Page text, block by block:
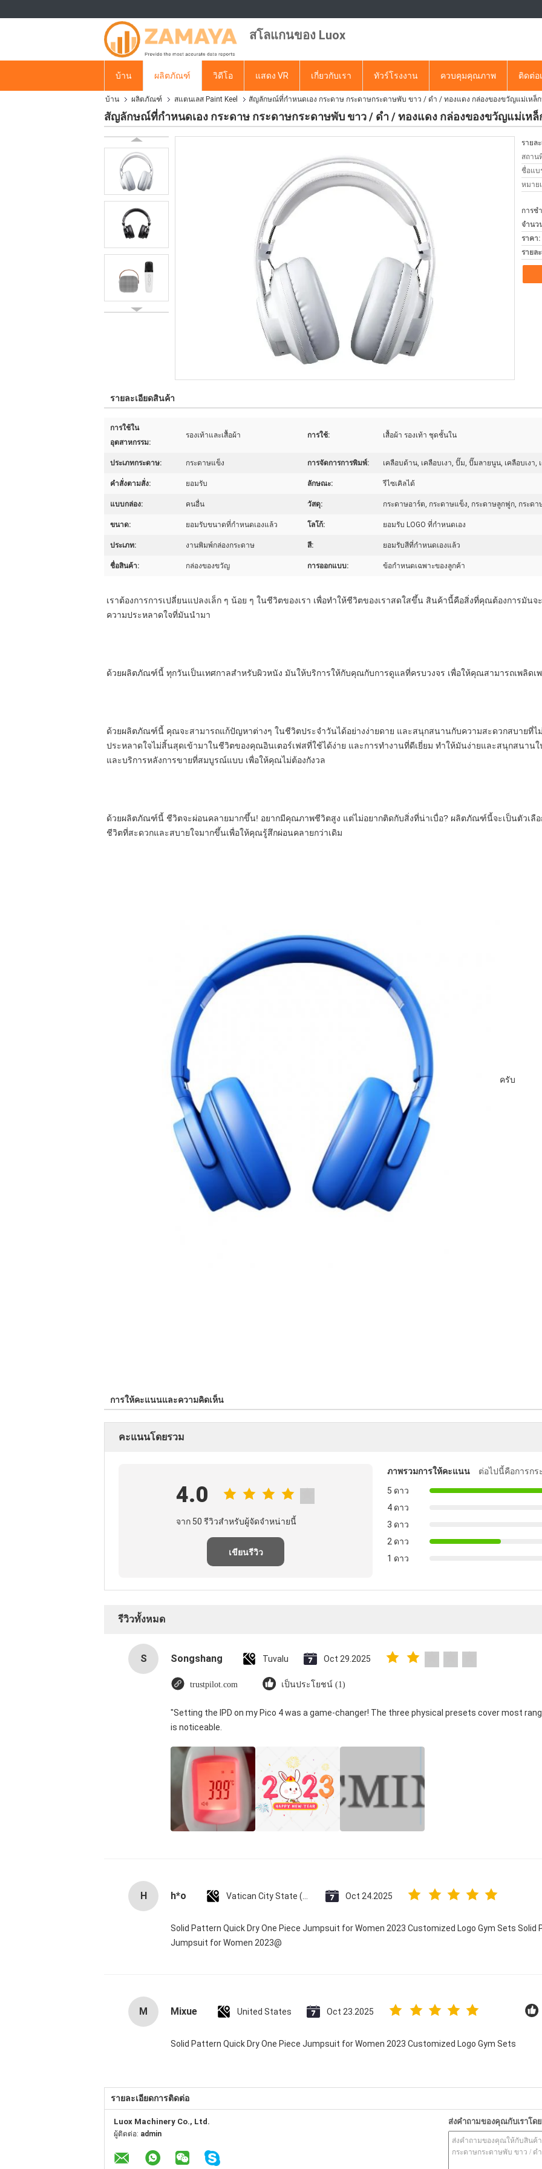
สโลแกนของ Luox
บ้าน ผลิตภัณฑ์ วิดีโอ แสดง VR เกี่ยวกับเรา ทัวร์โรงงาน ควบคุมคุณภาพ ติดต่อ
บ้าน ผลิตภัณฑ์ สแตนเลส Paint Keel สัญลักษณ์ที่กําหนดเอง กระดาษ กระดาษกระดาษพับ ขาว / ดํา / ทองแดง กล่องของขวัญแม่เหล็
สัญลักษณ์ที่กําหนดเอง กระดาษ กระดาษกระดาษพับ ขาว / ดํา / ทองแดง กล่องของขวัญแม่เหล็
รายล
สถาน
ชื่อแบ
หมาย
การช
จำนว
ราคา:
รายล
รายละเอียดสินค้า
การใช้ใน
อุตสาหกรรม:
รองเท้าและเสื้อผ้า การใช้: เสื้อผ้า รองเท้า ชุดชั้นใน
ประเภทกระดาษ: กระดาษแข็ง การจัดการการพิมพ์: เคลือบด้าน, เคลือบเงา, ปั๊ม, ปั๊มลายนูน, เคลือบเงา,
คําสั่งตามสั่ง: ยอมรับ ลักษณะ: รีไซเคิลได้
แบบกล่อง: คนอื่น วัสดุ: กระดาษอาร์ต, กระดาษแข็ง, กระดาษลูกฟูก, กระดา
ขนาด: ยอมรับขนาดที่กำหนดเองแล้ว โลโก้: ยอมรับ LOGO ที่กําหนดเอง
ประเภท: งานพิมพ์กล่องกระดาษ สี: ยอมรับสีที่กำหนดเองแล้ว
ชื่อสินค้า: กล่องของขวัญ การออกแบบ: ข้อกำหนดเฉพาะของลูกค้า
เราต้องการการเปลี่ยนแปลงเล็ก ๆ น้อย ๆ ในชีวิตของเรา เพื่อทําให้ชีวิตของเราสดใสขึ้น สินค้านี้คือสิ่งที่คุณต้องการมั
ความประหลาดใจที่มันนํามา
ด้วยผลิตภัณฑ์นี้ ทุกวันเป็นเทศกาลสําหรับผิวหนัง มันให้บริการให้กับคุณกับการดูแลที่ครบวงจร เพื่อให้คุณสามารถเพลิดเ
ด้วยผลิตภัณฑ์นี้ คุณจะสามารถแก้ปัญหาต่างๆ ในชีวิตประจําวันได้อย่างง่ายดาย และสนุกสนานกับความสะดวกสบายที่
ประหลาดใจไม่สิ้นสุดเข้ามาในชีวิตของคุณอินเตอร์เฟสที่ใช้ได้ง่าย และการทํางานที่ดีเยี่ยม ทําให้มันง่ายและสนุกสนา
และบริการหลังการขายที่สมบูรณ์แบบ เพื่อให้คุณไม่ต้องกังวล
ด้วยผลิตภัณฑ์นี้ ชีวิตจะผ่อนคลายมากขึ้น! อยากมีคุณภาพชีวิตสูง แต่ไม่อยากติดกับสิ่งที่น่าเบื่อ? ผลิตภัณฑ์นี้จะเป็นตัวเ
ชีวิตที่สะดวกและสบายใจมากขึ้นเพื่อให้คุณรู้สึกผ่อนคลายกว่าเดิม
ครับ
การให้คะแนนและความคิดเห็น
คะแนนโดยรวม
4.0
จาก 50 รีวิวสําหรับผู้จัดจําหน่ายนี้
เขียนรีวิว
ภาพรวมการให้คะแนน
ต่อไปนี้คือการกร
5 ดาว
4 ดาว
3 ดาว
2 ดาว
1 ดาว
รีวิวทั้งหมด
S Songshang Tuvalu Oct 29.2025
trustpilot.com เป็นประโยชน์ (1)
"Setting the IPD on my Pico 4 was a game-changer! The three physical presets cover most
is noticeable.
H h*o Oct 24.2025
Solid Pattern Quick Dry One Piece Jumpsuit for Women 2023 Customized Logo Gym Sets Solid
Jumpsuit for Women 2023@
M Mixue United States Oct 23.2025
Solid Pattern Quick Dry One Piece Jumpsuit for Women 2023 Customized Logo Gym Sets
รายละเอียดการติดต่อ
Luox Machinery Co., Ltd.
ผู้ติดต่อ: admin
ส่งคำถามของคุณกับเราโด